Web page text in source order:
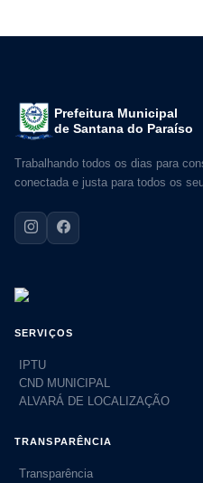
Prefeitura Municipal
de Santana do Paraíso
Trabalhando todos os dias para
conectada e justa para todos os
SERVIÇOS
IPTU
CND MUNICIPAL
ALVARÁ DE LOCALIZAÇÃO
TRANSPARÊNCIA
Transparência